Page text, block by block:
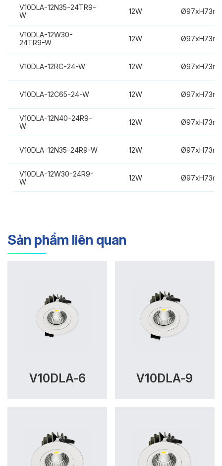
V10DLA-12N35-24TR9-
W
12W
V10DLA-12W30-
24TR9-W
12W
V10DLA-12RC-24-W 12W
V10DLA-12C65-24-W 12W
V10DLA-12N40-24R9-
W
12W
V10DLA-12N35-24R9-W 12W
V10DLA-12W30-24R9-
W
12W
Sản phẩm liên quan
V10DLA-6 V10DLA-9